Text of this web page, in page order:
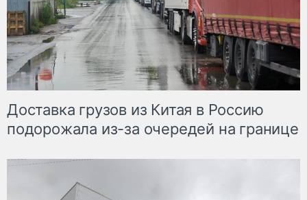
Доставка грузов из Китая в Россию
подорожала из-за очередей на границе